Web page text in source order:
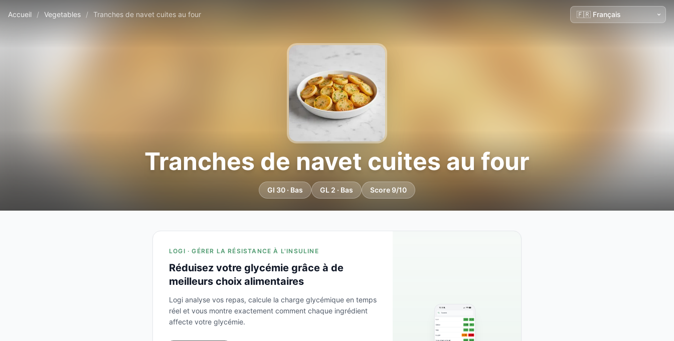
Accueil / Vegetables / Tranches de navet cuites au four
Tranches de navet cuites au four
GI 30 · Bas GL 2 · Bas Score 9/10
LOGI · GÉRER LA RÉSISTANCE À L'INSULINE
Réduisez votre glycémie grâce à de
meilleurs choix alimentaires
Logi analyse vos repas, calcule la charge glycémique en temps
réel et vous montre exactement comment chaque ingrédient
affecte votre glycémie.